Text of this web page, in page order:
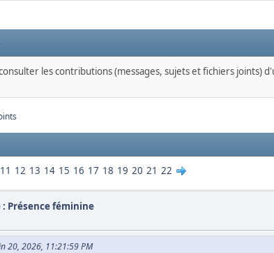
les contributions (messages, sujets et fichiers joints)
11 12 13 14 15 16 17 18 19 20 21 22
: Présence féminine
20, 2026, 11:21:59 PM